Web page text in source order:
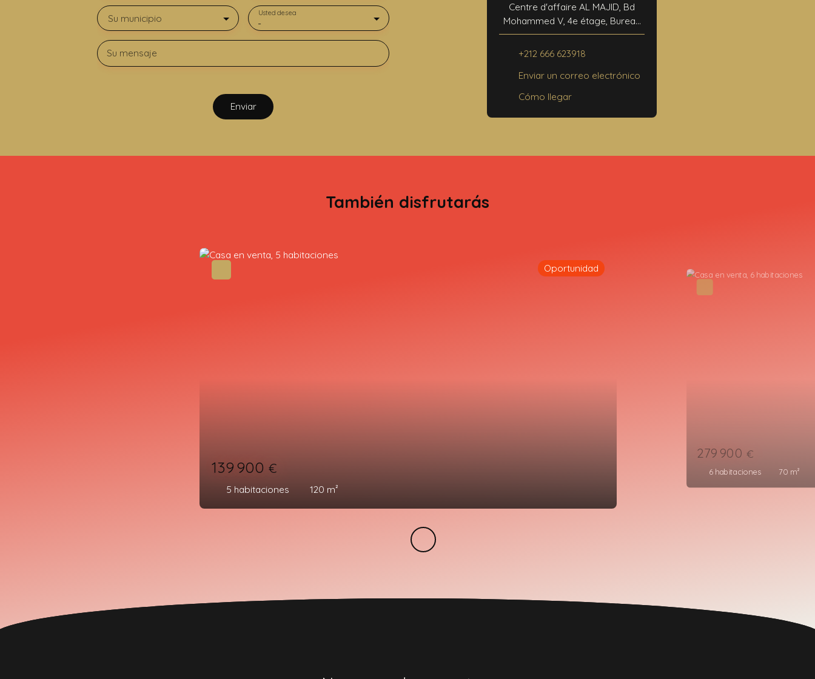
Su municipio -
Usted desea
Su mensaje
Enviar
Centre d'affaire AL MAJID, Bd
Mohammed V, 4e étage, Bureau
N°24
40000 Marrakech
+212 666 623918
Enviar un correo electrónico
Cómo llegar
También disfrutarás
279 900€
6habitaciones 70 m²
Oportunidad
359 900€
6habitaciones 90m²